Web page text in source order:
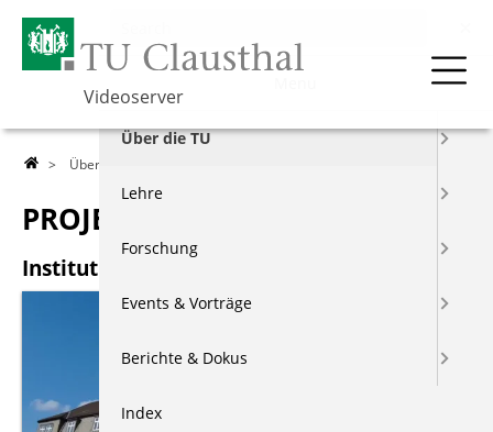
Videoserver
> Über die TU
PROJEKTE
Institut für Maschinenwesen
Über die TU
Lehre
Forschung
Events & Vorträge
Berichte & Dokus
Index